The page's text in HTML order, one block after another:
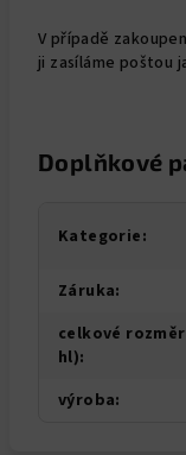
V případě
ji zasíláme poštou
Doplňkové
Kategorie:
Záruka:
celkové
hl):
výroba: